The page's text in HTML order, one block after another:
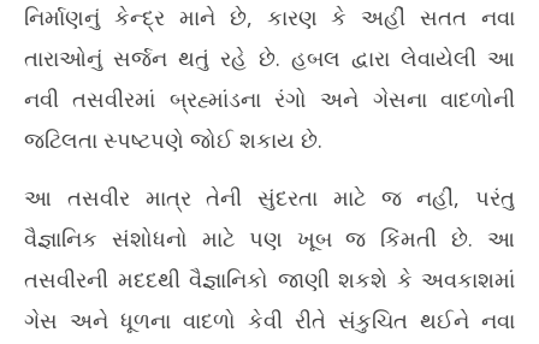
નિર્માણનું કેન્દ્ર માને છે, કારણ કે અહીં સતત નવા
તારાઓનું સર્જન થતું રહે છે. હબલ દ્વારા લેવાયેલી આ
નવી તસવીરમાં બ્રહ્માંડના રંગો અને ગેસના વાદળોની
જટિલતા સ્પષ્ટપણે જોઈ શકાય છે.
આ તસવીર માત્ર તેની સુંદરતા માટે જ નહીં, પરંતુ
વૈજ્ઞાનિક સંશોધનો માટે પણ ખૂબ જ કિંમતી છે. આ
તસવીરની મદદથી વૈજ્ઞાનિકો જાણી શકશે કે અવકાશમાં
ગેસ અને ધૂળના વાદળો કેવી રીતે સંકુચિત થઈને નવા